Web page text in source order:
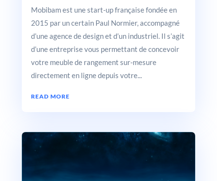
Mobibam est une start-up française fondée en
2015 par un certain Paul Normier, accompagné
d’une agence de design et d’un industriel. Il s’agit
d’une entreprise vous permettant de concevoir
votre meuble de rangement sur-mesure
directement en ligne depuis votre...
READ MORE